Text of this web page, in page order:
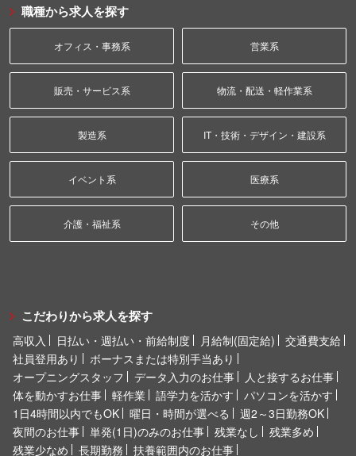
職種から求人を探す
オフィス・事務系 営業系
販売・サービス系 物流・配送・軽作業系
製造系 IT・技術・デザイン・建設系
イベント系 医療系
介護・福祉系 その他
こだわりから求人を探す
高収入 日払い・週払い・前給制度 月給制(固定給)
交通費支給
社員登用あり
ボーナスまたは特別手当あり
オープニングスタッフ
データ入力のお仕事
人と接するお仕事
体を動かすお仕事
軽作業 語学力を活かす
パソコンを活かす
1日4時間以内でもOK
曜日・時間が選べる
週2～3日勤務OK
夜間のお仕事
単発(1日)のみのお仕事 残業なし
残業多め
残業少なめ
長期勤務 扶養範囲内のお仕事